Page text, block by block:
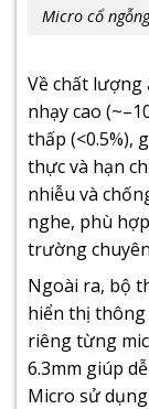
Micro cổ
Về chất lượng
nhạy cao
thấp (<0.5%),
thực và hạn
nhiễu và
nghe, phù
trường
Ngoài ra, bộ
hiển thị
riêng từng
6.3mm giúp
Micro sử